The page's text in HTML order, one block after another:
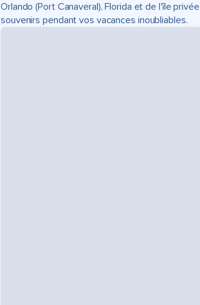
Orlando (Port Canaveral), Florida et de l'île
souvenirs pendant vos vacances inoubliables.